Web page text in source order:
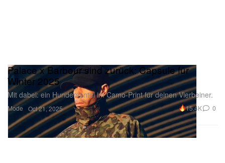
Mode
Palace x Barbour sind zurück: Capsule für
Winter 2025
Mit dabei: ein Hundemantel im Camo-Print für deinen Vierbeiner.
Oct 21, 2025 15.4K 0